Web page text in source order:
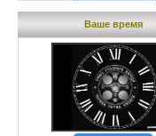
Ваше время